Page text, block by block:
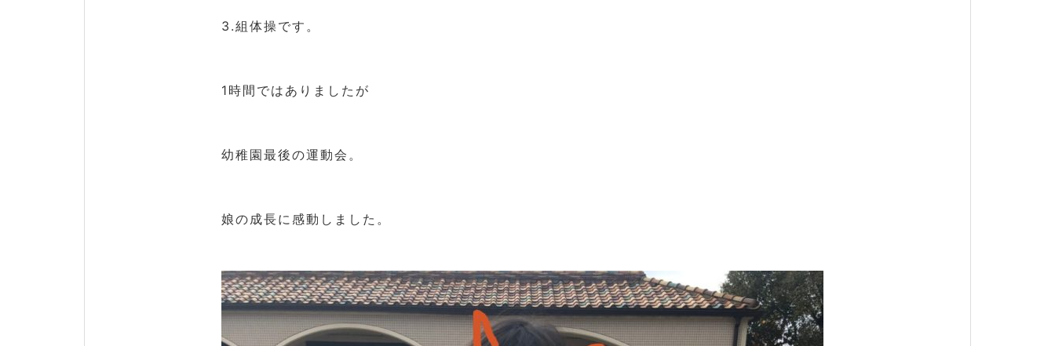
3.組体操です。
1時間ではありましたが
幼稚園最後の運動会。
娘の成長に感動しました。